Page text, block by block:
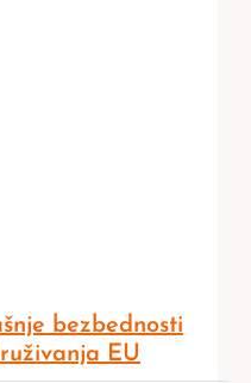
bezbednosti
EU